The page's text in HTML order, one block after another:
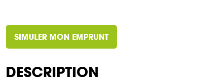
SIMULER MON EMPRUNT
DESCRIPTION